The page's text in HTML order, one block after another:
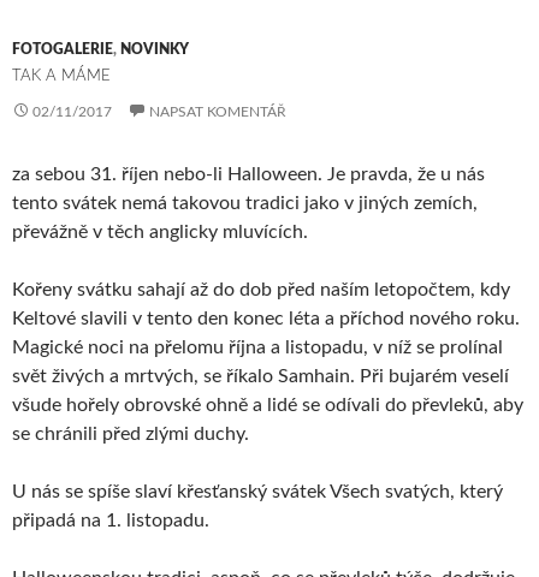
FOTOGALERIE, NOVINKY
TAK A MÁME
02/11/2017 NAPSAT KOMENTÁŘ
za sebou 31. říjen nebo-li Halloween. Je pravda, že u nás
tento svátek nemá takovou tradici jako v jiných zemích,
převážně v těch anglicky mluvících.
Kořeny svátku sahají až do dob před naším letopočtem, kdy
Keltové slavili v tento den konec léta a příchod nového roku.
Magické noci na přelomu října a listopadu, v níž se prolínal
svět živých a mrtvých, se říkalo Samhain. Při bujarém veselí
všude hořely obrovské ohně a lidé se odívali do převleků, aby
se chránili před zlými duchy.
U nás se spíše slaví křesťanský svátek Všech svatých, který
připadá na 1. listopadu.